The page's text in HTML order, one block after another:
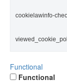
cookielawinfo-
Functional
Functional